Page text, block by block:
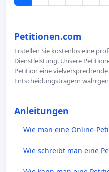
Petitionen.com
Erstellen Sie kostenlos eine
Dienstleistung. Unsere
Petition eine
Entscheidungsträgern
Anleitungen
Wie man eine Online-
Wie schreibt man eine